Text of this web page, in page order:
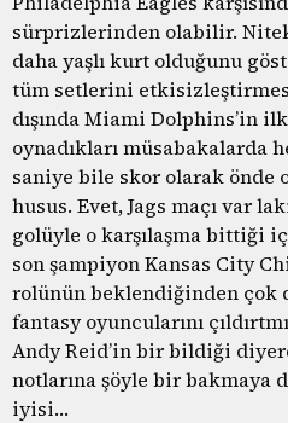
sürprizlerinden olabilir.
daha yaşlı kurt olduğunu
tüm setlerini
dışında Miami Dolphins’in
oynadıkları müsabakalarda
saniye bile skor olarak önde
husus. Evet, Jags maçı var
golüyle o karşılaşma bittiği
son şampiyon Kansas City
rolünün beklendiğinden çok
fantasy oyuncularını
Andy Reid’in bir bildiği
notlarına şöyle bir bakmaya
iyisi…